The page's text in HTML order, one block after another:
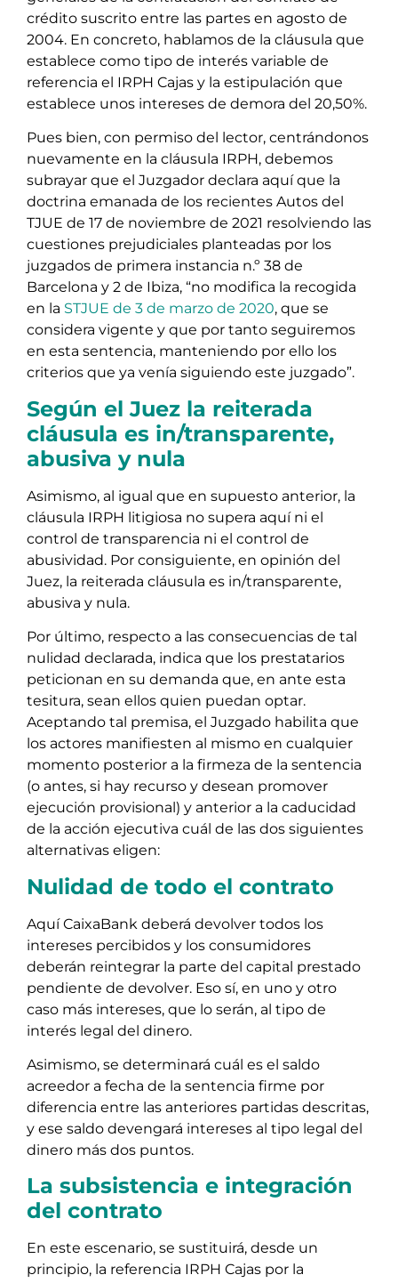
crédito suscrito entre las partes en agosto de
2004. En concreto, hablamos de la cláusula que
establece como tipo de interés variable de
referencia el IRPH Cajas y la estipulación que
establece unos intereses de demora del 20,50%.
Pues bien, con permiso del lector, centrándonos
nuevamente en la cláusula IRPH, debemos
subrayar que el Juzgador declara aquí que la
doctrina emanada de los recientes Autos del
TJUE de 17 de noviembre de 2021 resolviendo las
cuestiones prejudiciales planteadas por los
juzgados de primera instancia n.º 38 de
Barcelona y 2 de Ibiza, “no modifica la recogida
en la STJUE de 3 de marzo de 2020, que se
considera vigente y que por tanto seguiremos
en esta sentencia, manteniendo por ello los
criterios que ya venía siguiendo este juzgado”.
Según el Juez la reiterada
cláusula es in/transparente,
abusiva y nula
Asimismo, al igual que en supuesto anterior, la
cláusula IRPH litigiosa no supera aquí ni el
control de transparencia ni el control de
abusividad. Por consiguiente, en opinión del
Juez, la reiterada cláusula es in/transparente,
abusiva y nula.
Por último, respecto a las consecuencias de tal
nulidad declarada, indica que los prestatarios
peticionan en su demanda que, en ante esta
tesitura, sean ellos quien puedan optar.
Aceptando tal premisa, el Juzgado habilita que
los actores manifiesten al mismo en cualquier
momento posterior a la firmeza de la sentencia
(o antes, si hay recurso y desean promover
ejecución provisional) y anterior a la caducidad
de la acción ejecutiva cuál de las dos siguientes
alternativas eligen:
Nulidad de todo el contrato
Aquí CaixaBank deberá devolver todos los
intereses percibidos y los consumidores
deberán reintegrar la parte del capital prestado
pendiente de devolver. Eso sí, en uno y otro
caso más intereses, que lo serán, al tipo de
interés legal del dinero.
Asimismo, se determinará cuál es el saldo
acreedor a fecha de la sentencia firme por
diferencia entre las anteriores partidas descritas,
y ese saldo devengará intereses al tipo legal del
dinero más dos puntos.
La subsistencia e integración
del contrato
En este escenario, se sustituirá, desde un
principio, la referencia IRPH Cajas por la